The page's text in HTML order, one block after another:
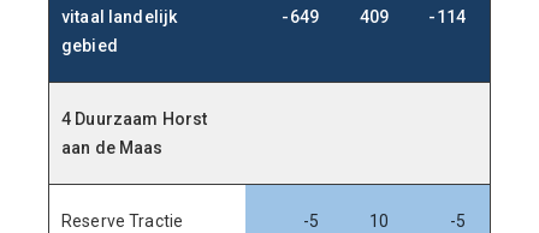
vitaal landelijk
gebied
-649 409 -114
4 Duurzaam Horst
aan de Maas
Reserve Tractie -5 10 -5